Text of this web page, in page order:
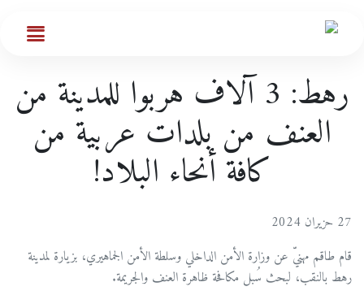
رهط: 3 آلاف هربوا للمدينة من
العنف من بلدات عربية من
كافة أنحاء البلاد!
27 حزيران 2024
قام طاقم مهنيّ عن وزارة الأمن الداخلي وسلطة الأمن الجماهيري، بزيارة لمدينة
رهط بالنقب، لبحث سُبل مكافحة ظاهرة العنف والجريمة.